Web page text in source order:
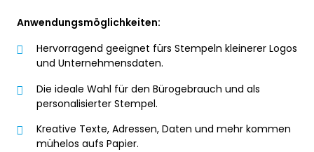
Anwendungsmöglichkeiten:
Hervorragend geeignet fürs Stempeln kleinerer Logos
und Unternehmensdaten.
Die ideale Wahl für den Bürogebrauch und als
personalisierter Stempel.
Kreative Texte, Adressen, Daten und mehr kommen
mühelos aufs Papier.